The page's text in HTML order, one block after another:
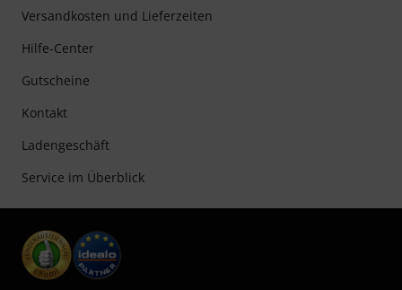
Versandkosten und Lieferzeiten
Hilfe-Center
Gutscheine
Kontakt
Ladengeschäft
Service im Überblick